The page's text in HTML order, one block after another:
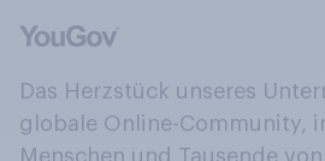
Das Herzstück unseres
globale Online-Community,
Menschen und Tausende